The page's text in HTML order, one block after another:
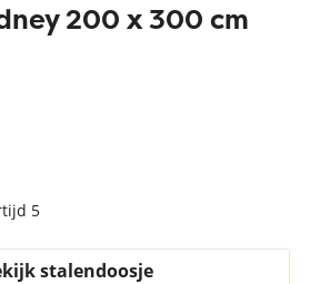
200 x 300 cm
5
stalendoosje